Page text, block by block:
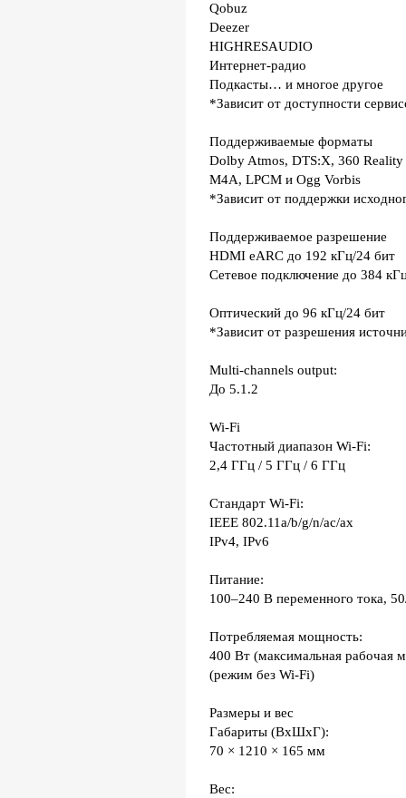
Qobuz
Deezer
HIGHRESAUDIO
Интернет-радио
Подкасты… и многое другое
*Зависит от доступности
Поддерживаемые форматы
Dolby Atmos, DTS:X, 360
M4A, LPCM и Ogg Vorbis
*Зависит от поддержки
Поддерживаемое разрешение
HDMI eARC до 192 кГц/24 бит
Сетевое подключение до 384
Оптический до 96 кГц/24 бит
*Зависит от разрешения
Multi-channels output:
До 5.1.2
Wi-Fi
Частотный диапазон Wi-Fi:
2,4 ГГц / 5 ГГц / 6 ГГц
Стандарт Wi-Fi:
IEEE 802.11a/b/g/n/ac/ax
IPv4, IPv6
Питание:
100–240 В переменного тока,
Потребляемая мощность:
400 Вт (максимальная рабочая
(режим без Wi-Fi)
Размеры и вес
Габариты (ВхШхГ):
70 × 1210 × 165 мм
Вес: